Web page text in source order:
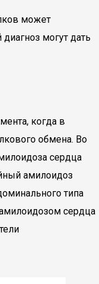
может
могут дать
когда в
обмена. Во
сердца
амилоидоз
типа
сердца